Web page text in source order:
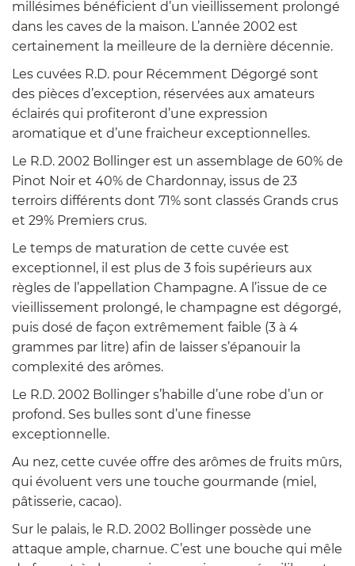
millésimes bénéficient d’un vieillissement prolongé
dans les caves de la maison. L’année 2002 est
certainement la meilleure de la dernière décennie.
Les cuvées R.D. pour Récemment Dégorgé sont
des pièces d’exception, réservées aux amateurs
éclairés qui profiteront d’une expression
aromatique et d’une fraicheur exceptionnelles.
Le R.D. 2002 Bollinger est un assemblage de 60% de
Pinot Noir et 40% de Chardonnay, issus de 23
terroirs différents dont 71% sont classés Grands crus
et 29% Premiers crus.
Le temps de maturation de cette cuvée est
exceptionnel, il est plus de 3 fois supérieurs aux
règles de l’appellation Champagne. A l’issue de ce
vieillissement prolongé, le champagne est dégorgé,
puis dosé de façon extrêmement faible (3 à 4
grammes par litre) afin de laisser s’épanouir la
complexité des arômes.
Le R.D. 2002 Bollinger s’habille d’une robe d’un or
profond. Ses bulles sont d’une finesse
exceptionnelle.
Au nez, cette cuvée offre des arômes de fruits mûrs,
qui évoluent vers une touche gourmande (miel,
pâtisserie, cacao).
Sur le palais, le R.D. 2002 Bollinger possède une
attaque ample, charnue. C’est une bouche qui mêle